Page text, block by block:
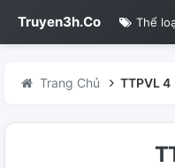
Truyen3h.Co Thể
Trang Chủ TTPVL 4